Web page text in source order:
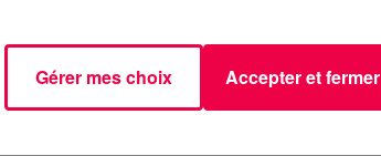
Gérer mes choix Accepter et fermer